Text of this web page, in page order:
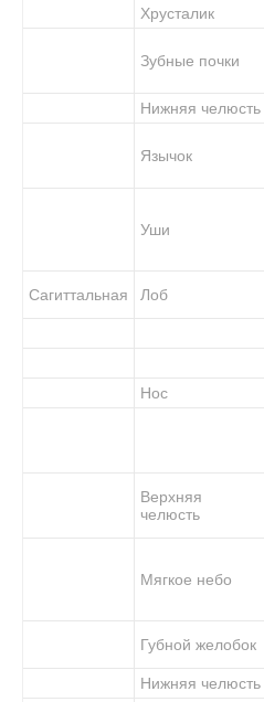
Хрусталик
Зубные почки
Нижняя челюсть
Язычок
Уши
Сагиттальная Лоб
Нос
Верхняя
челюсть
Мягкое небо
Губной желобок
Нижняя челюсть